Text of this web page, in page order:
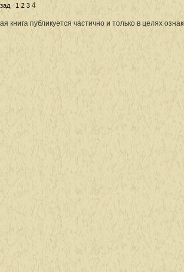
1 2 3 4
книга публикуется частично и только в целях